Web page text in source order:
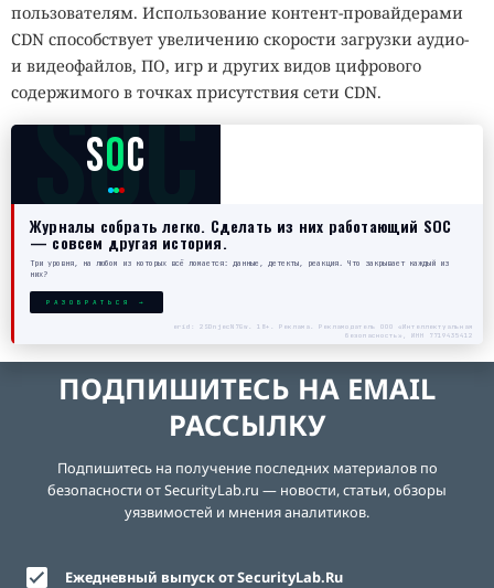
пользователям. Использование контент-провайдерами
CDN способствует увеличению скорости загрузки аудио-
и видеофайлов, ПО, игр и других видов цифрового
содержимого в точках присутствия сети CDN.
SOC
SOC
Журналы собрать легко. Сделать из них работающий SOC
— совсем другая история.
Три уровня, на любом из которых всё ломается: данные, детекты, реакция. Что закрывает каждый из
них?
РАЗОБРАТЬСЯ →
erid: 2SDnjecN7Gw. 18+. Реклама. Рекламодатель ООО «Интеллектуальная
безопасность», ИНН 7719435412
ПОДПИШИТЕСЬ НА EMAIL
РАССЫЛКУ
Подпишитесь на получение последних материалов по
безопасности от SecurityLab.ru — новости, статьи, обзоры
уязвимостей и мнения аналитиков.
Ежедневный выпуск от SecurityLab.Ru